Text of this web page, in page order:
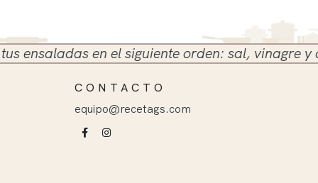
en el siguiente orden: sal, vinagre y
CONTACTO
equipo@recetags.com